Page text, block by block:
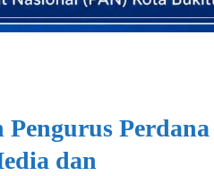
Perdana
dan